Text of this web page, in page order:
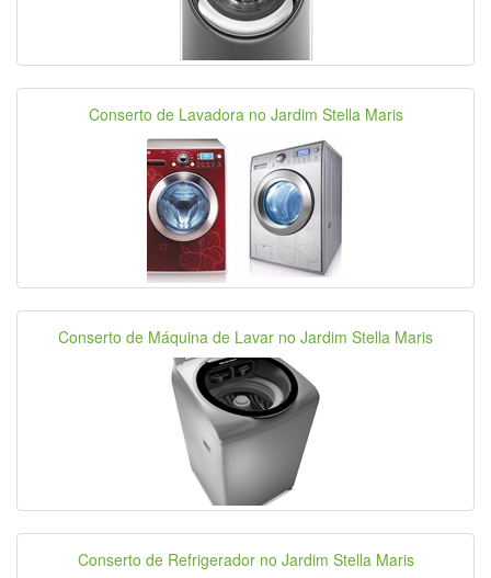
Conserto de Lavadora no Jardim Stella Maris
Conserto de Máquina de Lavar no Jardim Stella Maris
Conserto de Refrigerador no Jardim Stella Maris